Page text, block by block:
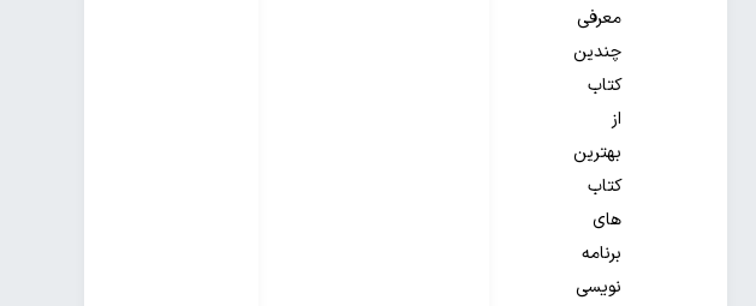
معرفی
چندین
کتاب
از
بهترین
کتاب‌
های
برنامه‌
نویسی